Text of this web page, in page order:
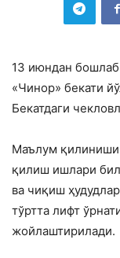
13 июндан
«Чинор» бекати
Бекатдаги
Маълум
қилиш ишлари
ва чиқиш
тўртта лифт
жойлаштирилади.